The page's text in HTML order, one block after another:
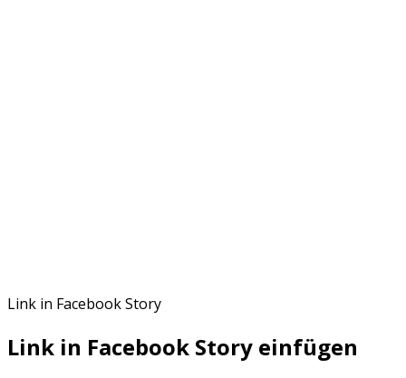
Link in Facebook Story
Link in Facebook Story einfügen